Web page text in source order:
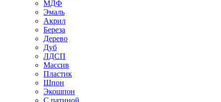
МДФ
Эмаль
Акрил
Береза
Дерево
Дуб
ЛДСП
Массив
Пластик
Шпон
Экошпон
С патиной